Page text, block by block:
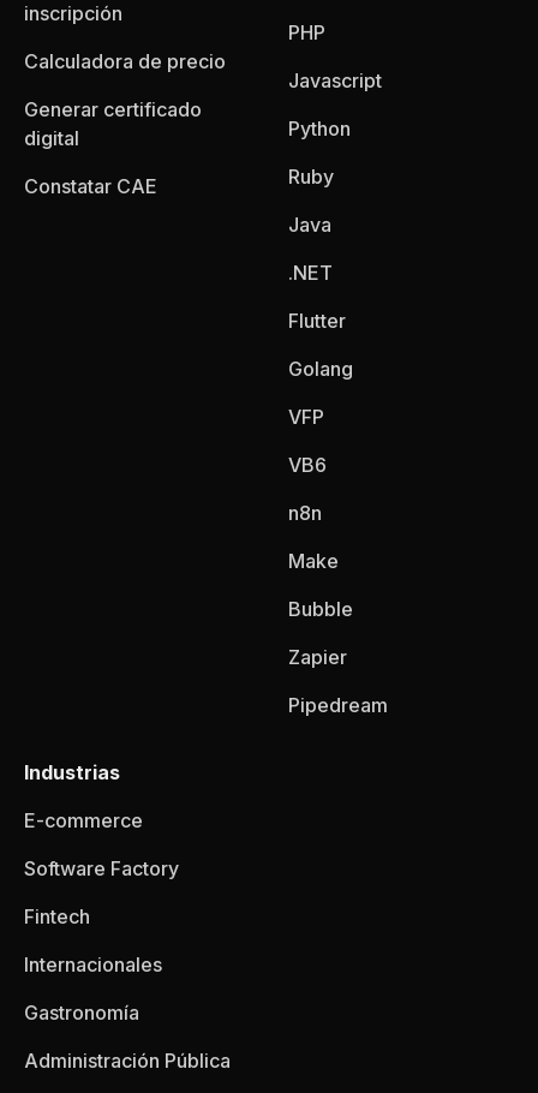
inscripción
Calculadora de precio
Generar certificado
digital
Constatar CAE
PHP
Javascript
Python
Ruby
Java
.NET
Flutter
Golang
VFP
VB6
n8n
Make
Bubble
Zapier
Pipedream
Industrias
E-commerce
Software Factory
Fintech
Internacionales
Gastronomía
Administración Pública